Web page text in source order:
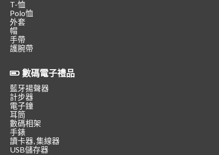
T-恤
Polo恤
外套
帽
手帶
護腕帶
數碼電子禮品
藍牙揚聲器
計步器
電子鐘
耳筒
數碼相架
手錶
讀卡器, 集線器
USB儲存器